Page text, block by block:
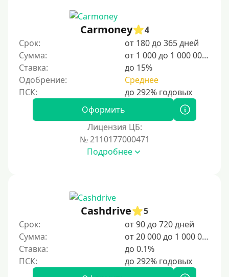
Carmoney
4
Срок:
от 180 до 365 дней
Сумма:
от 1 000 до 1 000 000 ₽
Ставка:
до 15%
Одобрение:
Среднее
Оформить
Лицензия ЦБ:
№ 2110177000471
Подробнее
Cashdrive
5
Срок:
от 90 до 720 дней
Сумма:
от 20 000 до 1 000 000 ₽
Ставка:
до 0.1%